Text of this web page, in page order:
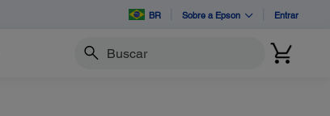
BR Sobre a Epson Entrar
Buscar